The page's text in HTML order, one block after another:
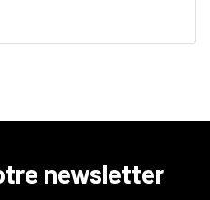
newsletter